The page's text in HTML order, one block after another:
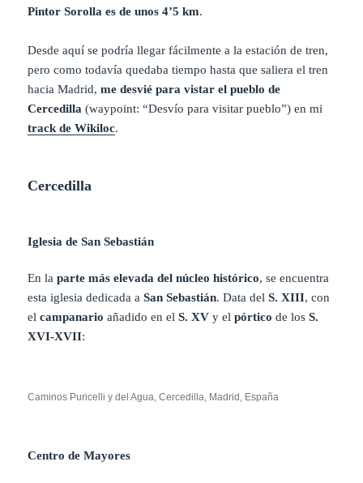
Pintor Sorolla es de unos 4’5 km.
Desde aquí se podría llegar fácilmente a la estación de tren,
pero como todavía quedaba tiempo hasta que saliera el tren
hacia Madrid,me desvié para vistar el pueblo de
Cercedilla (waypoint: “Desvío para visitar pueblo”) en mi
track de Wikiloc.
Cercedilla
Iglesia de San Sebastián
En laparte más elevada del núcleo histórico, se encuentra
esta iglesia dedicada aSan Sebastián. Data delS. XIII, con
elcampanario añadido en elS. XVy elpórticode losS.
XVI-XVII:
Caminos Puricelli y del Agua, Cercedilla, Madrid, España
Centro de Mayores